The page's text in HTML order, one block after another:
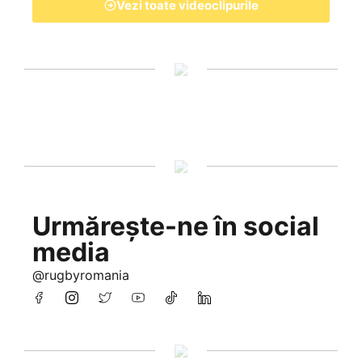
Vezi toate videoclipurile
Urmărește-ne în social
media
@rugbyromania